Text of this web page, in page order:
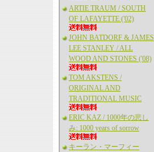
ARTIE TRAUM / SOUTH
OF LAFAYETTE ('02)
JOHN BATDORF & JAMES
LEE STANLEY / ALL
WOOD AND STONES ('08)
TOM AKSTENS /
ORIGINAL AND
TRADITIONAL MUSIC
ERIC KAZ / 1000年の悲し
み: 1000 years of sorrow
キーラン・マーフィー